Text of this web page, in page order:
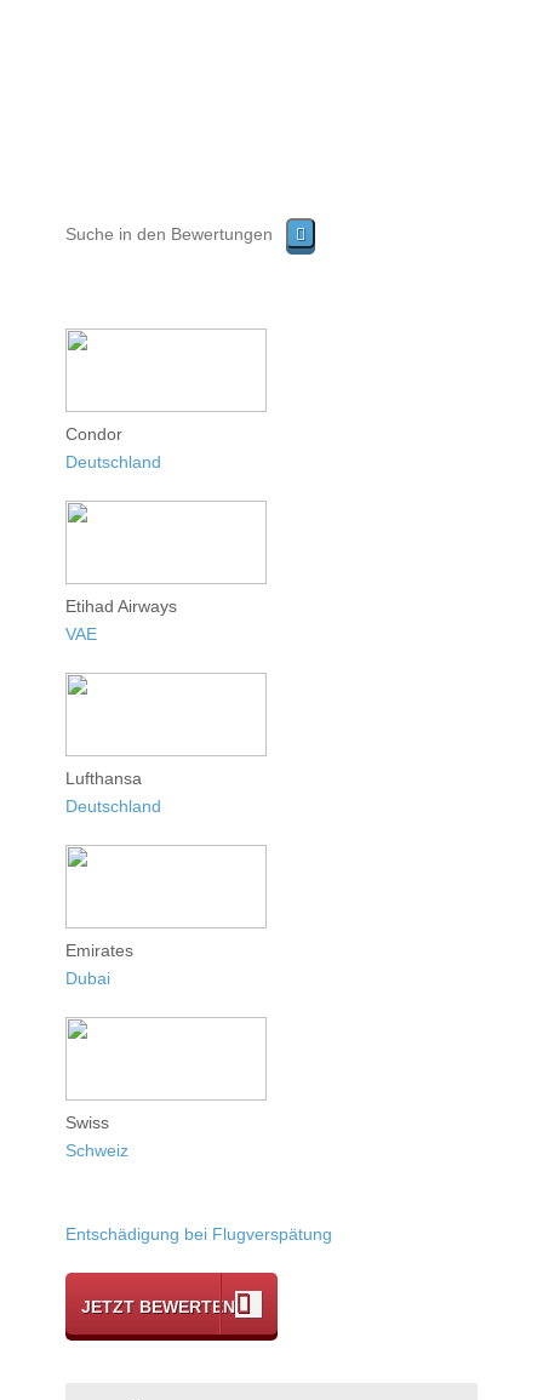
Condor
Deutschland
Etihad Airways
VAE
Lufthansa
Deutschland
Emirates
Dubai
Swiss
Schweiz
Entschädigung bei Flugverspätung
JETZT BEWERTEN